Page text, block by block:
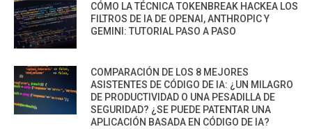
CÓMO LA TÉCNICA TOKENBREAK HACKEA LOS
FILTROS DE IA DE OPENAI, ANTHROPIC Y
GEMINI: TUTORIAL PASO A PASO
COMPARACIÓN DE LOS 8 MEJORES
ASISTENTES DE CÓDIGO DE IA: ¿UN MILAGRO
DE PRODUCTIVIDAD O UNA PESADILLA DE
SEGURIDAD? ¿SE PUEDE PATENTAR UNA
APLICACIÓN BASADA EN CÓDIGO DE IA?